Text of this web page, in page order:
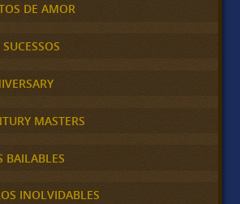
DE AMOR
MASTERS
BAILABLES
INOLVIDABLES